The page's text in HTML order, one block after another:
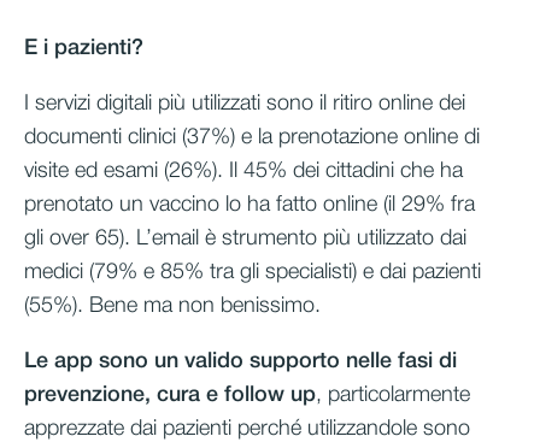
E i pazienti?
I servizi digitali più utilizzati sono il ritiro online dei
documenti clinici (37%) e la prenotazione online di
visite ed esami (26%). Il 45% dei cittadini che ha
prenotato un vaccino lo ha fatto online (il 29% fra
gli over 65). L’email è strumento più utilizzato dai
medici (79% e 85% tra gli specialisti) e dai pazienti
(55%). Bene ma non benissimo.
Le app sono un valido supporto nelle fasi di
prevenzione, cura e follow up, particolarmente
apprezzate dai pazienti perché utilizzandole sono